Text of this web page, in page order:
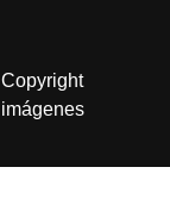
Copyright
imágenes